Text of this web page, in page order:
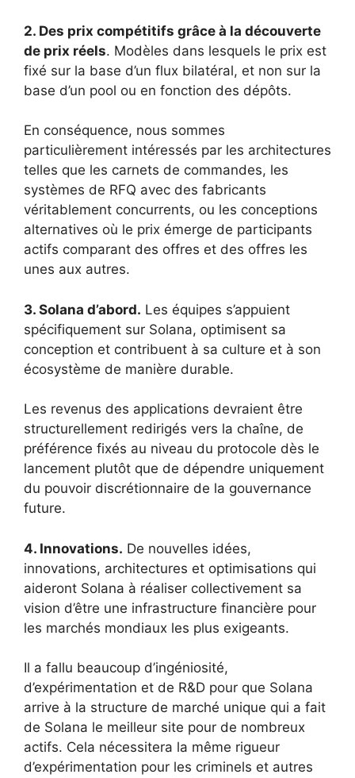
2. Des prix compétitifs grâce à la découverte
de prix réels. Modèles dans lesquels le prix est
fixé sur la base d’un flux bilatéral, et non sur la
base d’un pool ou en fonction des dépôts.
En conséquence, nous sommes
particulièrement intéressés par les architectures
telles que les carnets de commandes, les
systèmes de RFQ avec des fabricants
véritablement concurrents, ou les conceptions
alternatives où le prix émerge de participants
actifs comparant des offres et des offres les
unes aux autres.
3. Solana d’abord. Les équipes s’appuient
spécifiquement sur Solana, optimisent sa
conception et contribuent à sa culture et à son
écosystème de manière durable.
Les revenus des applications devraient être
structurellement redirigés vers la chaîne, de
préférence fixés au niveau du protocole dès le
lancement plutôt que de dépendre uniquement
du pouvoir discrétionnaire de la gouvernance
future.
4. Innovations. De nouvelles idées,
innovations, architectures et optimisations qui
aideront Solana à réaliser collectivement sa
vision d’être une infrastructure financière pour
les marchés mondiaux les plus exigeants.
Il a fallu beaucoup d’ingéniosité,
d’expérimentation et de R&D pour que Solana
arrive à la structure de marché unique qui a fait
de Solana le meilleur site pour de nombreux
actifs. Cela nécessitera la même rigueur
d’expérimentation pour les criminels et autres